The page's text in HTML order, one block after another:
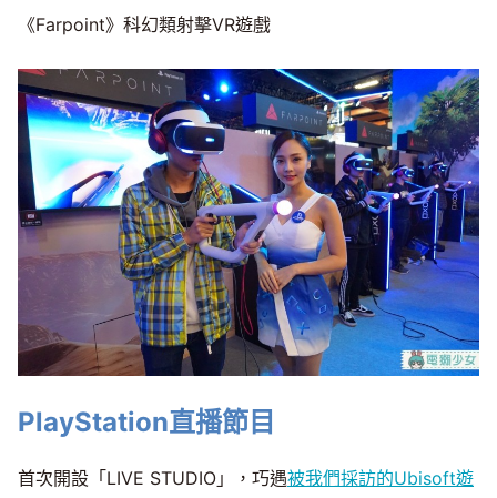
《Farpoint》科幻類射擊VR遊戲
PlayStation直播節目
首次開設「LIVE STUDIO」，巧遇被我們採訪的Ubisoft遊